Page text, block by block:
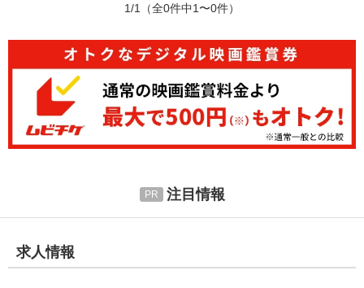
1/1 （全0件中1〜0件）
注目情報
求人情報